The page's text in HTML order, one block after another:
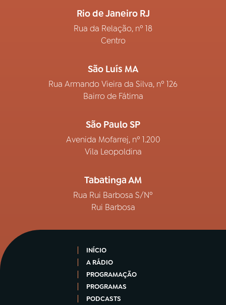
Rio de Janeiro RJ
Rua da Relação, nº 18
Centro
São Luís MA
Rua Armando Vieira da Silva, nº 126
Bairro de Fátima
São Paulo SP
Avenida Mofarrej, nº 1.200
Vila Leopoldina
Tabatinga AM
Rua Rui Barbosa S/Nº
Rui Barbosa
INÍCIO
A RÁDIO
PROGRAMAÇÃO
PROGRAMAS
PODCASTS